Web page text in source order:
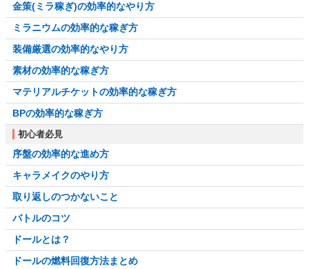
金策(ミラ稼ぎ)の効率的なやり方
ミラニウムの効率的な稼ぎ方
装備厳選の効率的なやり方
素材の効率的な稼ぎ方
マテリアルチケットの効率的な稼ぎ方
BPの効率的な稼ぎ方
初心者必見
序盤の効率的な進め方
キャラメイクのやり方
取り返しのつかないこと
バトルのコツ
ドールとは？
ドールの燃料回復方法まとめ